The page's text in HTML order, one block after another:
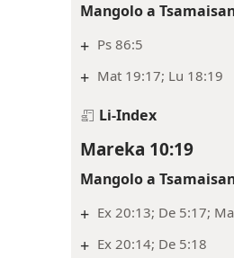
Mangolo a
+ Ps 86:5
+ Mat 19:17; Lu 18:19
Li-Index
Mareka 10:19
Mangolo a
+ Ex 20:13; De 5:17;
+ Ex 20:14; De 5:18